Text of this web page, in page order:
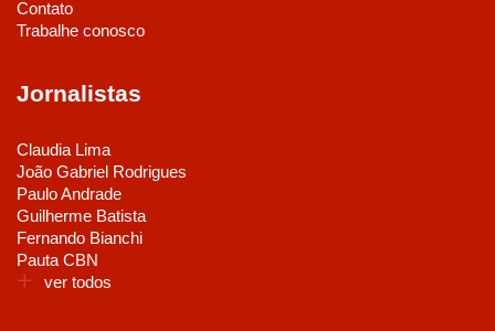
Contato
Trabalhe conosco
Jornalistas
Claudia Lima
João Gabriel Rodrigues
Paulo Andrade
Guilherme Batista
Fernando Bianchi
Pauta CBN
ver todos